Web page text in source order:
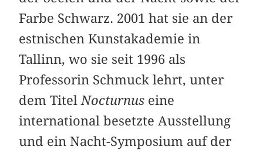
Farbe Schwarz. 2001 hat sie an der
estnischen Kunstakademie in
Tallinn, wo sie seit 1996 als
Professorin Schmuck lehrt, unter
dem Titel Nocturnus eine
international besetzte Ausstellung
und ein Nacht-Symposium auf der